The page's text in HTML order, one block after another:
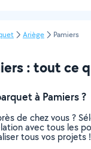
Ariège Pamiers
: tout ce
à Pamiers ?
de chez vous ?
avec tous les
tous vos projets !